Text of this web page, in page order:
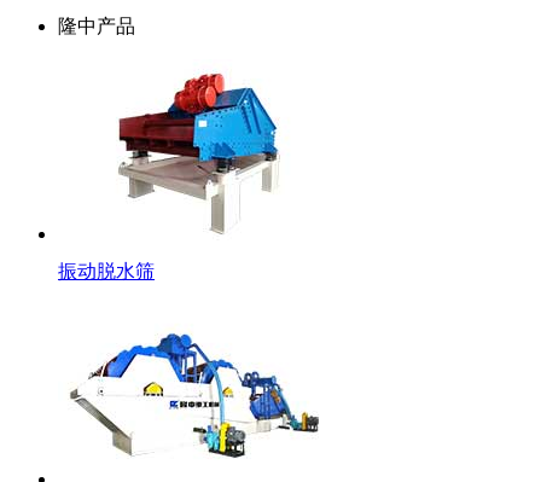
隆中产品
振动脱水筛